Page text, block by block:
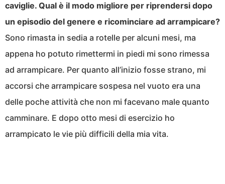
caviglie. Qual è il modo migliore per riprendersi dopo
un episodio del genere e ricominciare ad arrampicare?
Sono rimasta in sedia a rotelle per alcuni mesi, ma
appena ho potuto rimettermi in piedi mi sono rimessa
ad arrampicare. Per quanto all’inizio fosse strano, mi
accorsi che arrampicare sospesa nel vuoto era una
delle poche attività che non mi facevano male quanto
camminare. E dopo otto mesi di esercizio ho
arrampicato le vie più difficili della mia vita.